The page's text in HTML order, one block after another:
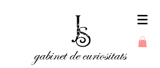
gabinet de curiositats